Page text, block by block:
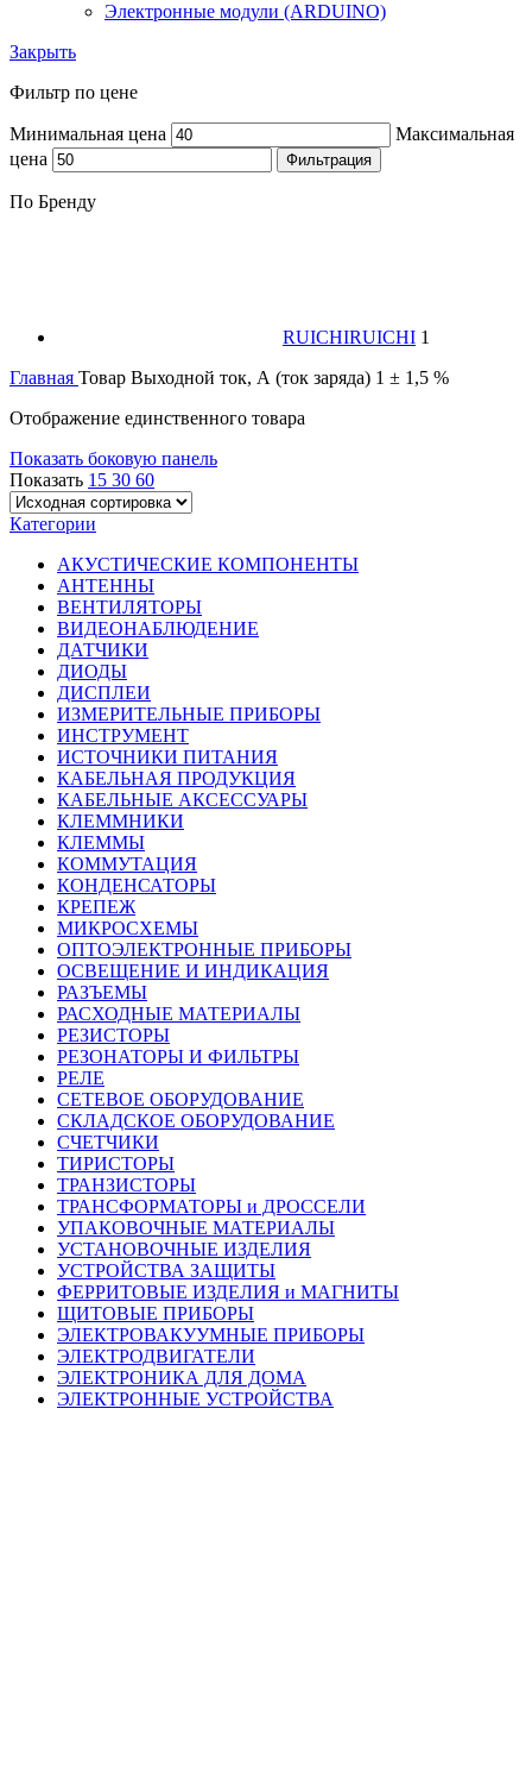
Электронные модули (ARDUINO)
Закрыть
Фильтр по цене
Минимальная цена
Максимальная
цена
Фильтрация
По Бренду
RUICHIRUICHI 1
Главная Товар Выходной ток, А (ток заряда) 1 ± 1,5 %
Отображение единственного товара
Показать боковую панель
Показать 15 30 60
Категории
АКУСТИЧЕСКИЕ КОМПОНЕНТЫ
АНТЕННЫ
ВЕНТИЛЯТОРЫ
ВИДЕОНАБЛЮДЕНИЕ
ДАТЧИКИ
ДИОДЫ
ДИСПЛЕИ
ИЗМЕРИТЕЛЬНЫЕ ПРИБОРЫ
ИНСТРУМЕНТ
ИСТОЧНИКИ ПИТАНИЯ
КАБЕЛЬНАЯ ПРОДУКЦИЯ
КАБЕЛЬНЫЕ АКСЕССУАРЫ
КЛЕММНИКИ
КЛЕММЫ
КОММУТАЦИЯ
КОНДЕНСАТОРЫ
КРЕПЕЖ
МИКРОСХЕМЫ
ОПТОЭЛЕКТРОННЫЕ ПРИБОРЫ
ОСВЕЩЕНИЕ И ИНДИКАЦИЯ
РАЗЪЕМЫ
РАСХОДНЫЕ МАТЕРИАЛЫ
РЕЗИСТОРЫ
РЕЗОНАТОРЫ И ФИЛЬТРЫ
РЕЛЕ
СЕТЕВОЕ ОБОРУДОВАНИЕ
СКЛАДСКОЕ ОБОРУДОВАНИЕ
СЧЕТЧИКИ
ТИРИСТОРЫ
ТРАНЗИСТОРЫ
ТРАНСФОРМАТОРЫ и ДРОССЕЛИ
УПАКОВОЧНЫЕ МАТЕРИАЛЫ
УСТАНОВОЧНЫЕ ИЗДЕЛИЯ
УСТРОЙСТВА ЗАЩИТЫ
ФЕРРИТОВЫЕ ИЗДЕЛИЯ и МАГНИТЫ
ЩИТОВЫЕ ПРИБОРЫ
ЭЛЕКТРОВАКУУМНЫЕ ПРИБОРЫ
ЭЛЕКТРОДВИГАТЕЛИ
ЭЛЕКТРОНИКА ДЛЯ ДОМА
ЭЛЕКТРОННЫЕ УСТРОЙСТВА